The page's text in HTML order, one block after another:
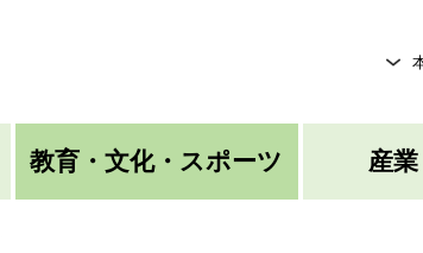
教育・文化・スポーツ 産